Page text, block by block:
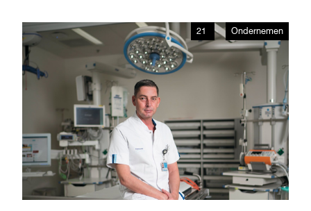
ogende Club Vibes zit al sinds 1996 in hartje
stad. In het pand zaten eerder al Bizar en Het
Pinguïnpark. De Westersingel swingt, mede
door Club Vibes.
21 Ondernemen